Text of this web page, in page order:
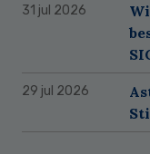
31 jul 2026
29 jul 2026